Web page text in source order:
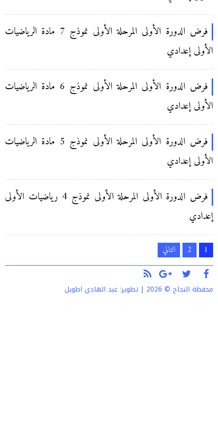
فرض الدورة الأولى المرحلة الأولى نموذج 7 مادة الرياضيات
الأولى إعدادي
فرض الدورة الأولى المرحلة الأولى نموذج 6 مادة الرياضيات
الأولى إعدادي
فرض الدورة الأولى المرحلة الأولى نموذج 5 مادة الرياضيات
الأولى إعدادي
فرض الدورة الأولى المرحلة الأولى نموذج 4 رياضيات الأولى
إعدادي
تعدد
صفحات
المقالات
1
2 التالي
محفظة النجاح © 2026 | تطوير: عبد الهادي اطويل